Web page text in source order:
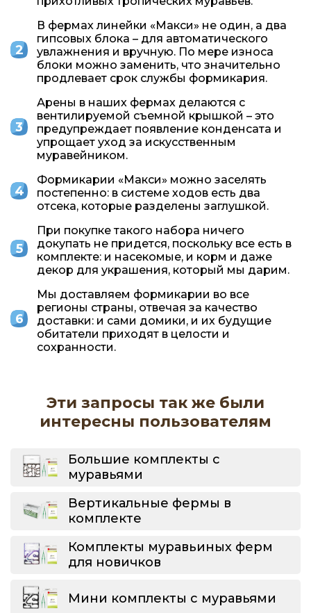
В фермах линейки «Макси» не один, а два
гипсовых блока – для автоматического
увлажнения и вручную. По мере износа
блоки можно заменить, что значительно
продлевает срок службы формикария.
Арены в наших фермах делаются с
вентилируемой съемной крышкой – это
предупреждает появление конденсата и
упрощает уход за искусственным
муравейником.
Формикарии «Макси» можно заселять
постепенно: в системе ходов есть два
отсека, которые разделены заглушкой.
При покупке такого набора ничего
докупать не придется, поскольку все есть в
комплекте: и насекомые, и корм и даже
декор для украшения, который мы дарим.
Мы доставляем формикарии во все
регионы страны, отвечая за качество
доставки: и сами домики, и их будущие
обитатели приходят в целости и
сохранности.
Эти запросы так же были
интересны пользователям
Большие комплекты с
муравьями
Вертикальные фермы в
комплекте
Комплекты муравьиных ферм
для новичков
Мини комплекты с муравьями